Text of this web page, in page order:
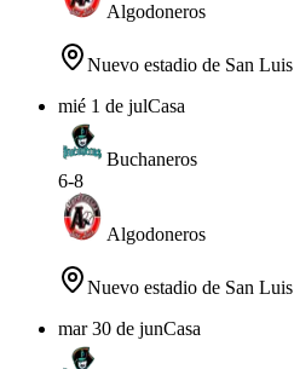
Algodoneros
Nuevo estadio de San Luis
mié 1 de julCasa
Buchaneros
6-8
Algodoneros
Nuevo estadio de San Luis
mar 30 de junCasa